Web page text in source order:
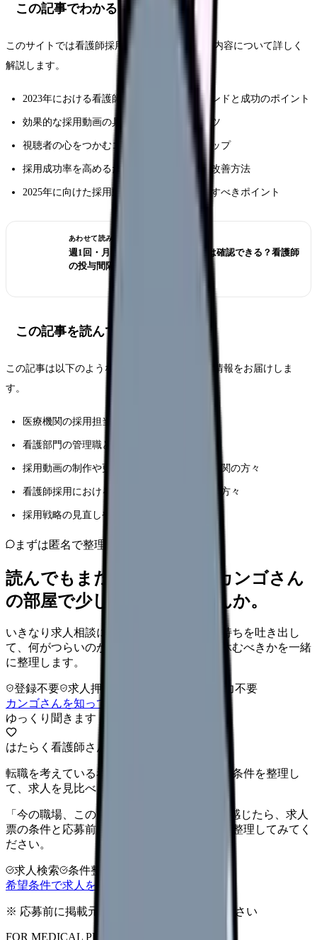
この記事でわかること
このサイトでは看護師採用動画に関する以下の内容について詳しく
解説します。
2023年における看護師採用動画の最新トレンドと成功のポイント
効果的な採用動画の具体的な制作手法とコツ
視聴者の心をつかむコンテンツ作りのステップ
採用成功率を高めるための具体的な施策と改善方法
2025年に向けた採用動画戦略の展望と準備すべきポイント
あわせて読みたい
週1回・月1回の注射、前回投与日は確認できる？看護師
の投与間隔チェック
この記事を読んでほしい人
この記事は以下のような方々に特に価値のある情報をお届けしま
す。
医療機関の採用担当者や人事部門の方々
看護部門の管理職として採用に携わる方々
採用動画の制作や更新を検討している医療機関の方々
看護師採用における課題解決を目指している方々
採用戦略の見直しや強化を検討している方々
まずは匿名で整理
読んでもまだ苦しいなら、カンゴさん
の部屋で少し話してみませんか。
いきなり求人相談には進みません。今の気持ちを吐き出し
て、何がつらいのか、辞めるべきか、少し休むべきかを一緒
に整理します。
登録不要 求人押し売りなし
病院名は入力不要
カンゴさんを知ってから相談する
ゆっくり聞きます
はたらく看護師さん 求人
転職を考えている看護師さんへ。まずは希望条件を整理し
て、求人を見比べられます。
「今の職場、このままでいいのかな...」そう感じたら、求人
票の条件と応募前に確認したい不安を分けて整理してみてく
ださい。
求人検索 条件整理
希望条件で求人を探す
※ 応募前に掲載元の最新情報を確認してください
FOR MEDICAL PROVIDERS